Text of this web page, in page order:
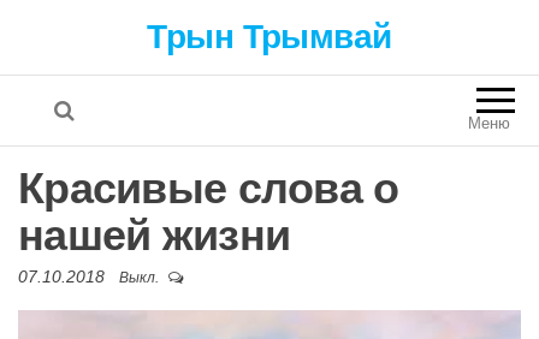
Трын Трымвай
Меню
Красивые слова о
нашей жизни
07.10.2018 Выкл.